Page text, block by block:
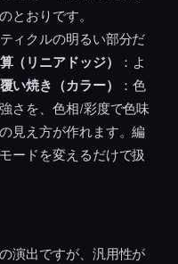
とおりです。
ィクルの明るい部分だ
（リニアドッジ）
：よ
覆い焼き（カラー）
：色
さを、色相/彩度で色味
見え方が作れます。編
ードを変えるだけで扱
演出ですが、汎用性が